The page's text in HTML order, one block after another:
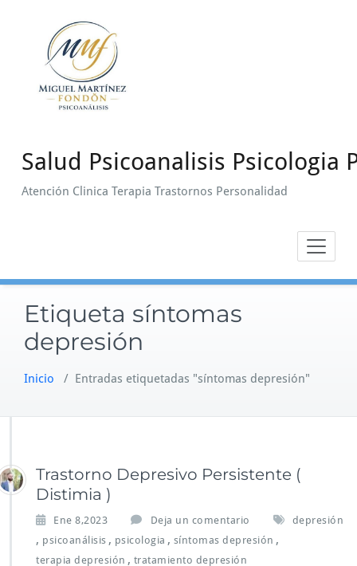
contenido
Salud Psicoanalisis Psicologia
Atención Clinica Terapia Trastornos Personalidad
Etiqueta síntomas
depresión
Inicio / Entradas etiquetadas "síntomas depresión"
Trastorno Depresivo Persistente (
Distimia )
Ene 8,2023 Deja un comentario depresión
, psicoanálisis , psicologia , síntomas depresión ,
terapia depresión , tratamiento depresión